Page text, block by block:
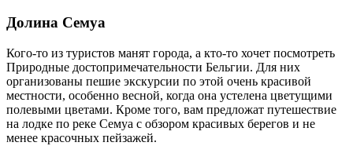
Долина Семуа
Кого-то из туристов манят города, а кто-то хочет посмотреть
Природные достопримечательности Бельгии. Для них
организованы пешие экскурсии по этой очень красивой
местности, особенно весной, когда она устелена цветущими
полевыми цветами. Кроме того, вам предложат путешествие
на лодке по реке Семуа с обзором красивых берегов и не
менее красочных пейзажей.